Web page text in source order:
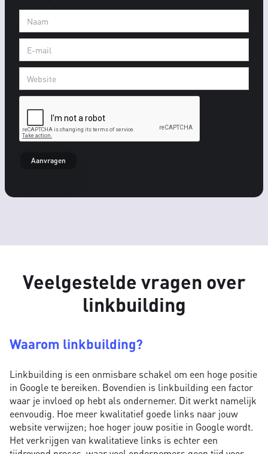
Veelgestelde vragen over
linkbuilding
Waarom linkbuilding?
Linkbuilding is een onmisbare schakel om een hoge positie
in Google te bereiken. Bovendien is linkbuilding een factor
waar je invloed op hebt als ondernemer. Dit werkt namelijk
eenvoudig. Hoe meer kwalitatief goede links naar jouw
website verwijzen; hoe hoger jouw positie in Google wordt.
Het verkrijgen van kwalitatieve links is echter een